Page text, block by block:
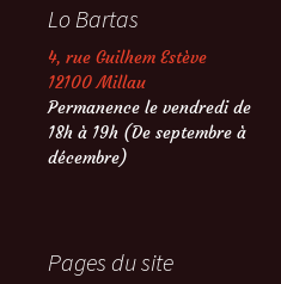
Lo Bartas
4, rue Guilhem Estève
12100 Millau
Permanence le vendredi de
18h à 19h (De septembre à
décembre)
Pages du site